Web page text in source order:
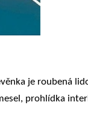
je roubená
prohlídka